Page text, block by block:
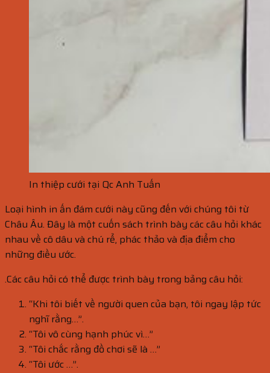
In thiệp cưới tại Qc Anh Tuấn
Loại hình in ấn đám cưới này cũng đến với chúng tôi từ
Châu Âu. Đây là một cuốn sách trình bày các câu hỏi khác
nhau về cô dâu và chú rể, phác thảo và địa điểm cho
những điều ước.
.Các câu hỏi có thể được trình bày trong bảng câu hỏi:
“Khi tôi biết về người quen của bạn, tôi ngay lập tức
nghĩ rằng…”.
“Tôi vô cùng hạnh phúc vì…”
“Tôi chắc rằng đồ chơi sẽ là …”
“Tôi ước …”.